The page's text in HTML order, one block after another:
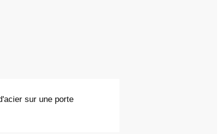
sur une porte